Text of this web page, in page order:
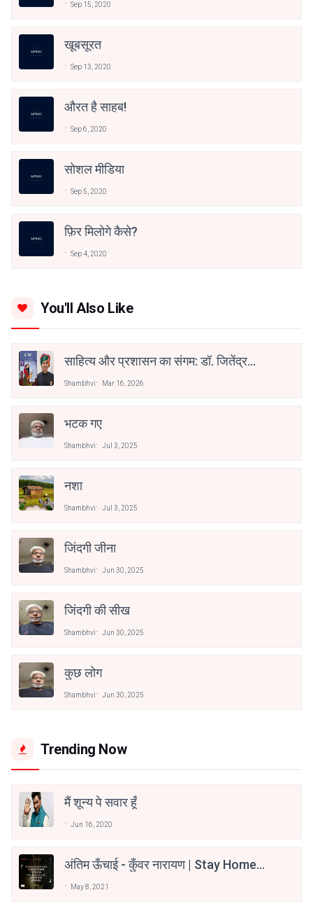
Sep 15, 2020
खूबसूरत
Sep 13, 2020
औरत है साहब!
Sep 6, 2020
सोशल मीडिया
Sep 5, 2020
फ़िर मिलोगे कैसे?
Sep 4, 2020
You'll Also Like
साहित्य और प्रशासन का संगम: डॉ. जितेंद्र
अकादेमी पुरस्कार
Shambhvi Mar 16, 2026
भटक गए
Shambhvi Jul 3, 2025
नशा
Shambhvi Jul 3, 2025
जिंदगी जीना
Shambhvi Jun 30, 2025
जिंदगी की सीख
Shambhvi Jun 30, 2025
कुछ लोग
Shambhvi Jun 30, 2025
Trending Now
मैं शून्य पे सवार हूँ
Jun 16, 2020
अंतिम ऊँचाई - कुँवर नारायण | Stay Home
May 8, 2021